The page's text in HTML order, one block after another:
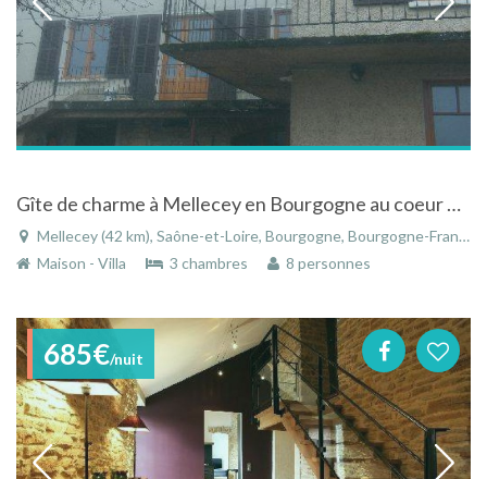
Gîte de charme à Mellecey en Bourgogne au coeur de la Côte Chalonnaise
Mellecey (42 km), Saône-et-Loire, Bourgogne, Bourgogne-Franche-Comté, France
Maison - Villa
3 chambres 8 personnes
685€/nuit